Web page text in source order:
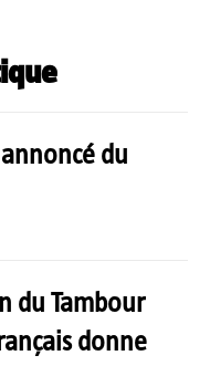
du
du Tambour
donne